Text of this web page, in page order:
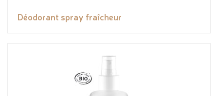
Déodorant spray fraîcheur